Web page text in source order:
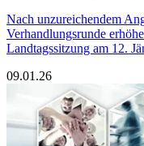
Nach unzureichendem
Verhandlungsrunde
Landtagssitzung am 12.
09.01.26